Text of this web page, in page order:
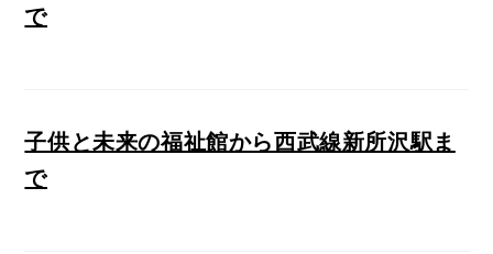
で
子供と未来の福祉館から西武線新所沢駅ま
で